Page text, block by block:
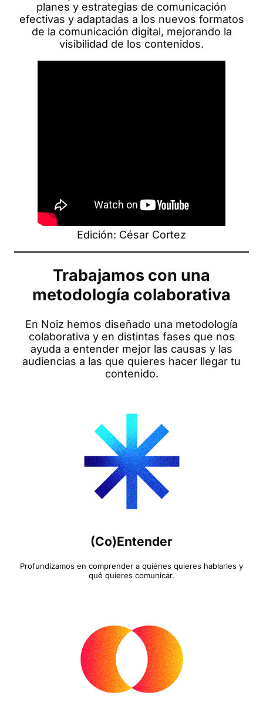
planes y estrategias de comunicación
efectivas y adaptadas a los nuevos formatos
de la comunicación digital, mejorando la
visibilidad de los contenidos.
Edición: César Cortez
Trabajamos con una
metodología colaborativa
En Noiz hemos diseñado una metodología
colaborativa y en distintas fases que nos
ayuda a entender mejor las causas y las
audiencias a las que quieres hacer llegar tu
contenido.
(Co)Entender
Profundizamos en comprender a quiénes quieres hablarles y
qué quieres comunicar.